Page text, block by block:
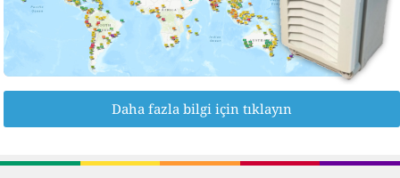
Daha fazla bilgi için tıklayın